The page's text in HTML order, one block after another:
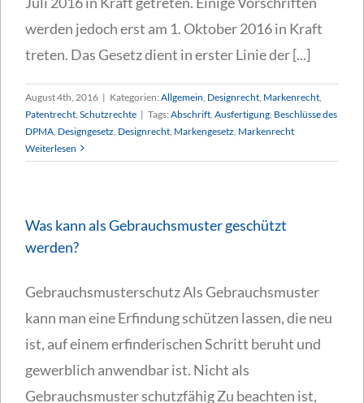
werden jedoch erst am 1. Oktober 2016 in Kraft
treten. Das Gesetz dient in erster Linie der [...]
August 4th, 2016 | Kategorien: Allgemein Designrecht Markenrecht
Patentrecht Schutzrechte | Tags: Abschrift Ausfertigung Beschlüsse des
DPMA Designgesetz Designrecht Markengesetz Markenrecht
Weiterlesen
Was kann als Gebrauchsmuster geschützt
werden?
Gebrauchsmusterschutz Als Gebrauchsmuster
kann man eine Erfindung schützen lassen, die neu
ist, auf einem erfinderischen Schritt beruht und
gewerblich anwendbar ist. Nicht als
Gebrauchsmuster schutzfähig Zu beachten ist,